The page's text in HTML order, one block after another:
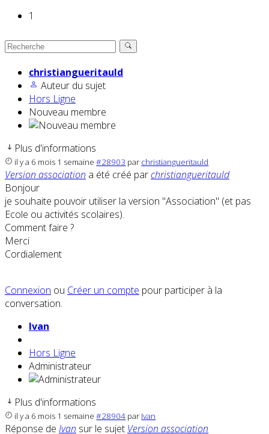
1
christiangueritauld
Auteur du sujet
Hors Ligne
Nouveau membre
Plus d'informations
il y a 6 mois 1 semaine #28903 par christiangueritauld
Version association a été créé parchristiangueritauld
Bonjour
je souhaite pouvoir utiliser la version "Association" (et pas
Ecole ou activités scolaires).
Comment faire ?
Merci
Cordialement
Connexion ou Créer un compte pour participer à la
conversation.
Ivan
Hors Ligne
Administrateur
Plus d'informations
il y a 6 mois 1 semaine #28904 par Ivan
Réponse de Ivan sur le sujet Version association